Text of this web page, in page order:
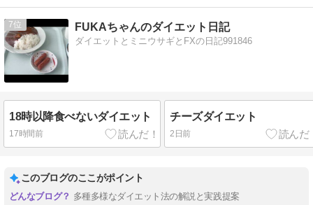
7 FUKAちゃんのダイエット日記
ダイエットとミニウサギとFXの日記991846
18時以降食べないダイエット
17時間前
チーズダイエット
2日前
このブログのここがポイント
多種多様なダイエット法の解説と実践提案